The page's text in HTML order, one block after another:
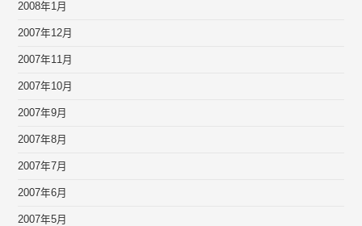
2008年1月
2007年12月
2007年11月
2007年10月
2007年9月
2007年8月
2007年7月
2007年6月
2007年5月